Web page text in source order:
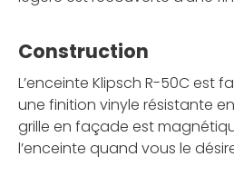
Construction
L’enceinte Klipsch R-50C est
une finition vinyle résistante
grille en façade est
l’enceinte quand vous le